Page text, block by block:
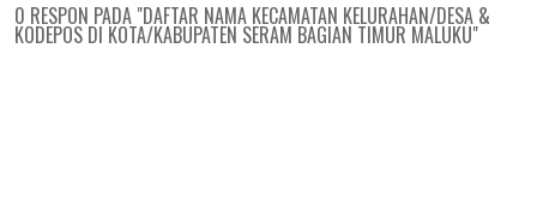
0 RESPON PADA "DAFTAR NAMA KECAMATAN KELURAHAN/DESA &
KODEPOS DI KOTA/KABUPATEN SERAM BAGIAN TIMUR MALUKU"